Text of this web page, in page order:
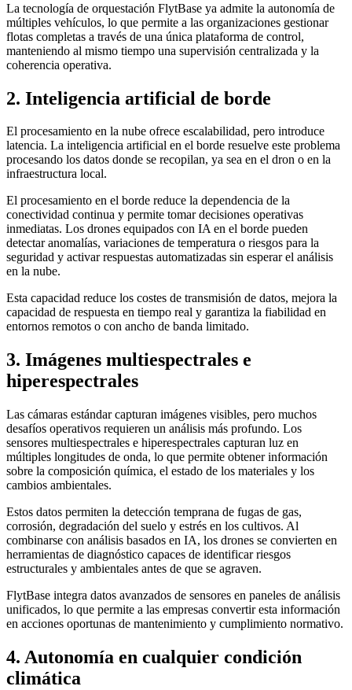
La tecnología de orquestación FlytBase ya admite la autonomía de
múltiples vehículos, lo que permite a las organizaciones gestionar
flotas completas a través de una única plataforma de control,
manteniendo al mismo tiempo una supervisión centralizada y la
coherencia operativa.
2. Inteligencia artificial de borde
El procesamiento en la nube ofrece escalabilidad, pero introduce
latencia. La inteligencia artificial en el borde resuelve este problema
procesando los datos donde se recopilan, ya sea en el dron o en la
infraestructura local.
El procesamiento en el borde reduce la dependencia de la
conectividad continua y permite tomar decisiones operativas
inmediatas. Los drones equipados con IA en el borde pueden
detectar anomalías, variaciones de temperatura o riesgos para la
seguridad y activar respuestas automatizadas sin esperar el análisis
en la nube.
Esta capacidad reduce los costes de transmisión de datos, mejora la
capacidad de respuesta en tiempo real y garantiza la fiabilidad en
entornos remotos o con ancho de banda limitado.
3. Imágenes multiespectrales e
hiperespectrales
Las cámaras estándar capturan imágenes visibles, pero muchos
desafíos operativos requieren un análisis más profundo. Los
sensores multiespectrales e hiperespectrales capturan luz en
múltiples longitudes de onda, lo que permite obtener información
sobre la composición química, el estado de los materiales y los
cambios ambientales.
Estos datos permiten la detección temprana de fugas de gas,
corrosión, degradación del suelo y estrés en los cultivos. Al
combinarse con análisis basados ​​en IA, los drones se convierten en
herramientas de diagnóstico capaces de identificar riesgos
estructurales y ambientales antes de que se agraven.
FlytBase integra datos avanzados de sensores en paneles de análisis
unificados, lo que permite a las empresas convertir esta información
en acciones oportunas de mantenimiento y cumplimiento normativo.
4. Autonomía en cualquier condición
climática